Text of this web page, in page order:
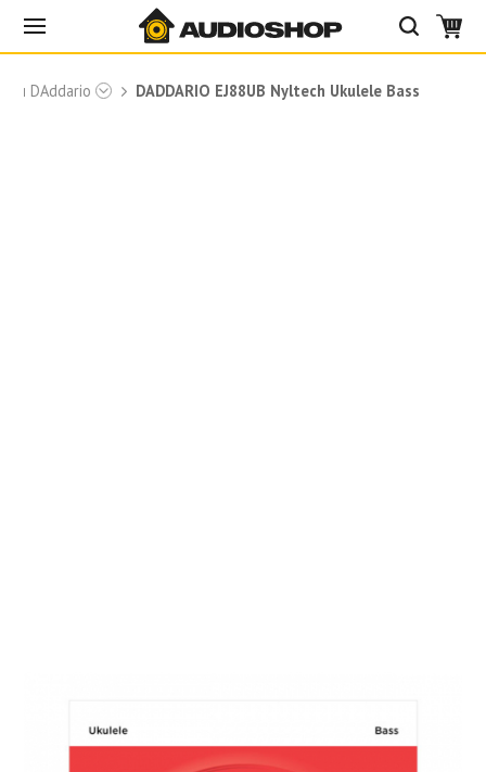
DAddario DADDARIO EJ88UB Nyltech Ukulele Bass